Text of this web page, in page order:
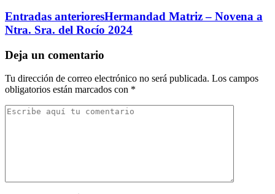
Entradas anterioresHermandad Matriz – Novena a
Ntra. Sra. del Rocío 2024
Deja un comentario
Tu dirección de correo electrónico no será publicada. Los campos
obligatorios están marcados con *